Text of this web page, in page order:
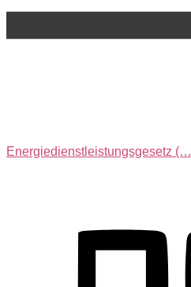
Energiedienstleistungsgesetz (…